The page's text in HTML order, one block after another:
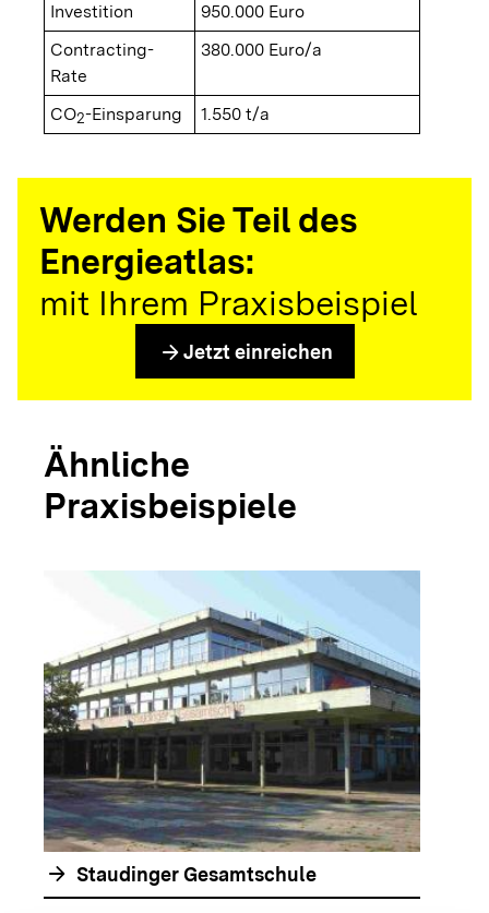
Investition
950.000 Euro
Contracting-
Rate
380.000 Euro/a
CO2-Einsparung 1.550 t/a
Werden Sie Teil des
Energieatlas:
mit Ihrem Praxisbeispiel
arrow_forward Jetzt einreichen
Ähnliche
Praxisbeispiele
arrow_forward Staudinger Gesamtschule